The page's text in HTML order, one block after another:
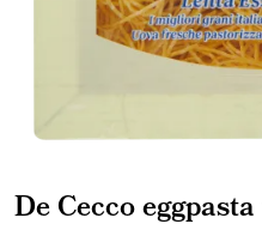
De Cecco